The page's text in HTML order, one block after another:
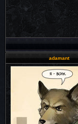
adamant